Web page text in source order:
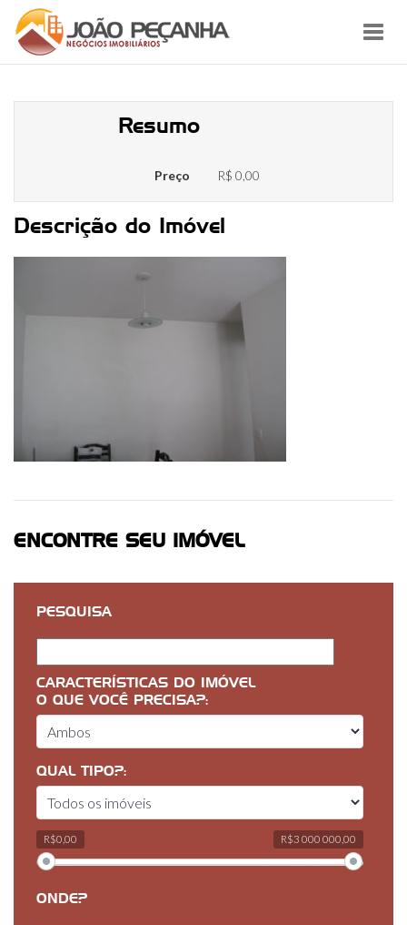
Resumo
Preço R$ 0,00
Descrição do Imóvel
ENCONTRE SEU IMÓVEL
PESQUISA
CARACTERÍSTICAS DO IMÓVEL
O QUE VOCÊ PRECISA?:
QUAL TIPO?:
R$0,00 R$3 000 000,00
ONDE?